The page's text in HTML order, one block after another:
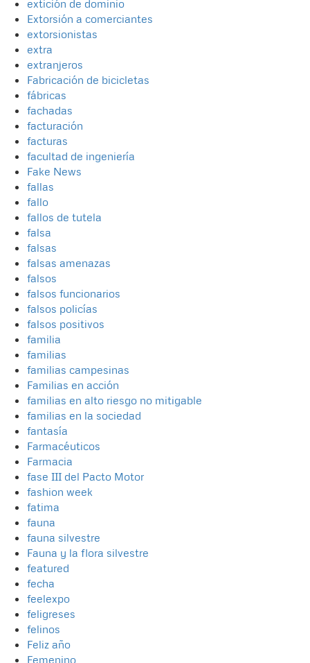
extición de dominio
Extorsión a comerciantes
extorsionistas
extra
extranjeros
Fabricación de bicicletas
fábricas
fachadas
facturación
facturas
facultad de ingeniería
Fake News
fallas
fallo
fallos de tutela
falsa
falsas
falsas amenazas
falsos
falsos funcionarios
falsos policías
falsos positivos
familia
familias
familias campesinas
Familias en acción
familias en alto riesgo no mitigable
familias en la sociedad
fantasía
Farmacéuticos
Farmacia
fase III del Pacto Motor
fashion week
fatima
fauna
fauna silvestre
Fauna y la flora silvestre
featured
fecha
feelexpo
feligreses
felinos
Feliz año
Femenino